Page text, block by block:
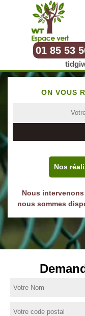
01 85 53
ON VOUS
Nos
Nous
nous sommes